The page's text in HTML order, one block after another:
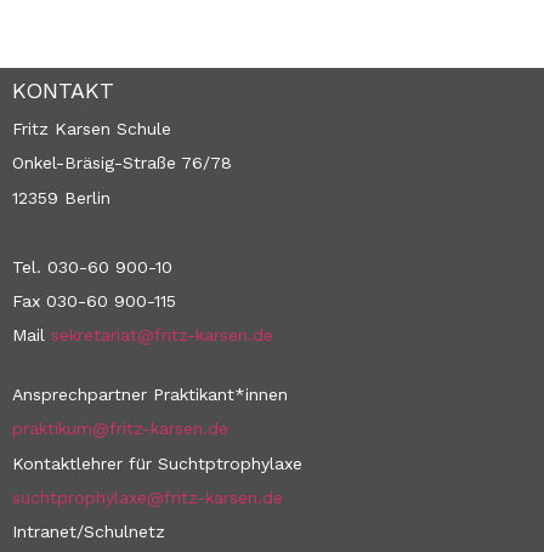
KONTAKT
Fritz Karsen Schule
Onkel-Bräsig-Straße 76/78
12359 Berlin
Tel. 030-60 900-10
Fax 030-60 900-115
Mail sekretariat@fritz-karsen.de
Ansprechpartner Praktikant*innen
praktikum@fritz-karsen.de
Kontaktlehrer für Suchtptrophylaxe
suchtprophylaxe@fritz-karsen.de
Intranet/Schulnetz